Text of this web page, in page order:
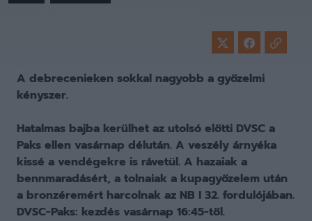
A debrecenieken sokkal nagyobb a győzelmi
kényszer.
Hatalmas bajba kerülhet az utolsó előtti DVSC a
Paks ellen vasárnap délután. A veszély árnyéka
kissé a vendégekre is rávetül. A hazaiak a
bennmaradásért, a tolnaiak a kupagyőzelem után
a bronzéremért harcolnak az NB I 32. fordulójában.
DVSC-Paks: kezdés vasárnap 16:45-től.